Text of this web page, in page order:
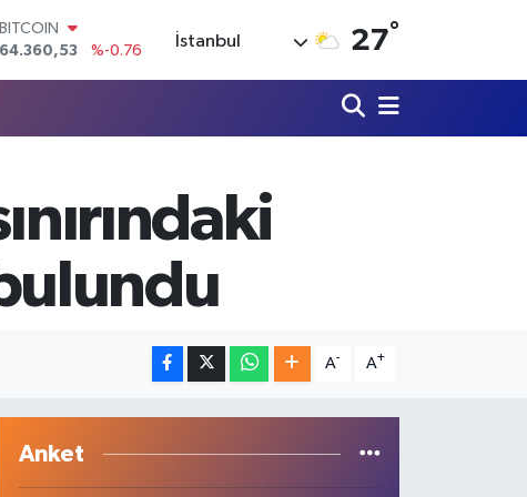
DOLAR
47,7069
%0.17
64,1897
%0.02
BİST100
13.887
%64
64.360,53
%-0.76
İstanbul 27°
A- A+
Anket